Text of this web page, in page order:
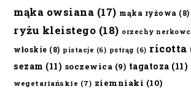
mąka owsiana (17) mąka ryżowa (8)
ryżu kleistego (18) orzechy
włoskie (8) pistacje (6) pstrąg (6) ricotta
sezam (11) soczewica (9) tagatoza (11)
wegetariańskie (7) ziemniaki (10)